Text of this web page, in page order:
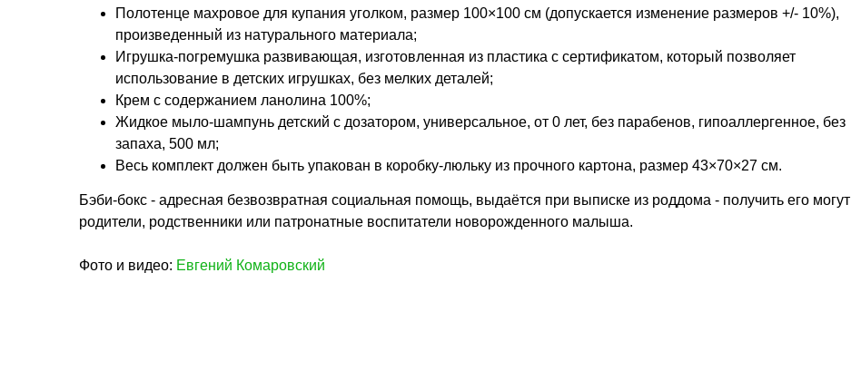
Полотенце махровое для купания уголком, размер 100×100 см (допускается изменение размеров +/- 10%),
произведенный из натурального материала;
Игрушка-погремушка развивающая, изготовленная из пластика с сертификатом, который позволяет
использование в детских игрушках, без мелких деталей;
Крем с содержанием ланолина 100%;
Жидкое мыло-шампунь детский с дозатором, универсальное, от 0 лет, без парабенов, гипоаллергенное, без
запаха, 500 мл;
Весь комплект должен быть упакован в коробку-люльку из прочного картона, размер 43×70×27 см.
Бэби-бокс - адресная безвозвратная социальная помощь, выдаётся при выписке из роддома - получить его могут
родители, родственники или патронатные воспитатели новорожденного малыша.
Фото и видео: Евгений Комаровский